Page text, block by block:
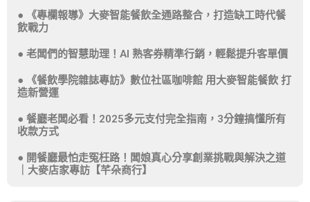
《專欄報導》大麥智能餐飲全通路整合，打造缺工時代餐
飲戰力
老闆們的智慧助理！AI 熟客券精準行銷，輕鬆提升客單價
《餐飲學院雜誌專訪》數位社區咖啡館 用大麥智能餐飲 打
造新營運
餐廳老闆必看！2025多元支付完全指南，3分鐘搞懂所有
收款方式
開餐廳最怕走冤枉路！闆娘真心分享創業挑戰與解決之道
｜大麥店家專訪【芊朵商行】